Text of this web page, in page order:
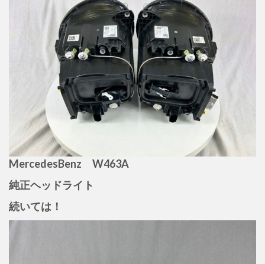
MercedesBenz W463A
純正ヘッドライト
続いては！